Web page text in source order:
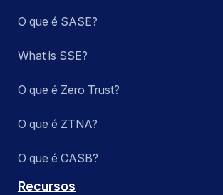
O que é SASE?
What is SSE?
O que é Zero Trust?
O que é ZTNA?
O que é CASB?
Recursos